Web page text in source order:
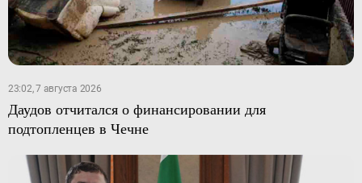
23:02, 7 августа 2026
Даудов отчитался о финансировании для
подтопленцев в Чечне